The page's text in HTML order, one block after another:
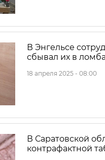
В Энгельсе
сбывал их в
18 апреля 2025 - 08:00
В Саратовской
контрафактной